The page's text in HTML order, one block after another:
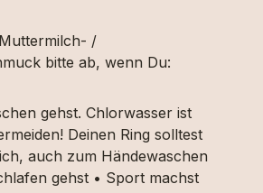
/
bitte ab, wenn Du:
gehst. Chlorwasser ist
Deinen Ring solltest
auch zum Händewaschen
gehst • Sport machst